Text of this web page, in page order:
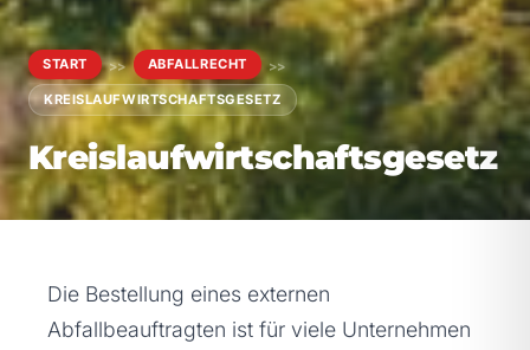
START >> ABFALLRECHT
>>
KREISLAUFWIRTSCHAFTSGESETZ
Kreislaufwirtschaftsgesetz
Die Bestellung eines externen
Abfallbeauftragten ist für viele Unternehmen